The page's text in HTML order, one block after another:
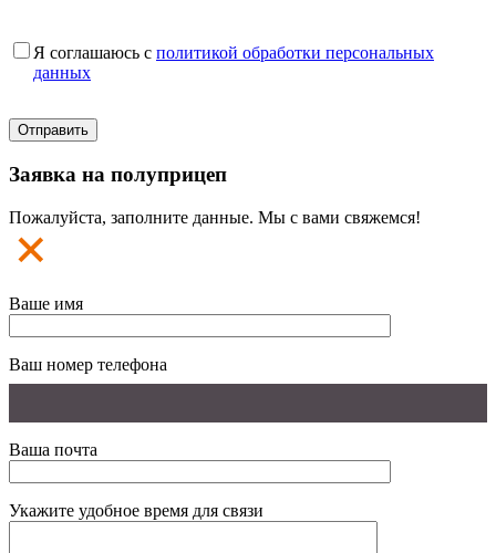
Я соглашаюсь с политикой обработки персональных
данных
Заявка на полуприцеп
Пожалуйста, заполните данные. Мы с вами свяжемся!
Ваше имя
Ваш номер телефона
Ваша почта
Укажите удобное время для связи